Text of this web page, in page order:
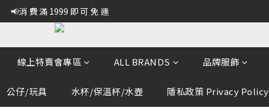
📢消 費 滿 1999 即 可 免 運
線上特賣會專區 ALL BRANDS 品牌服飾
公仔/玩具 水杯/保溫杯/水壺 隱私政策 Privacy Policy